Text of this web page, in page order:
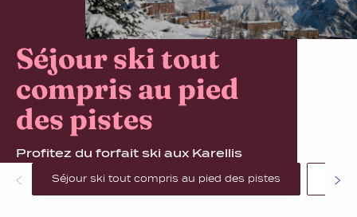
Séjour ski tout
compris au pied
des pistes
Profitez du forfait ski aux Karellis
Séjour ski tout compris au pied des pistes